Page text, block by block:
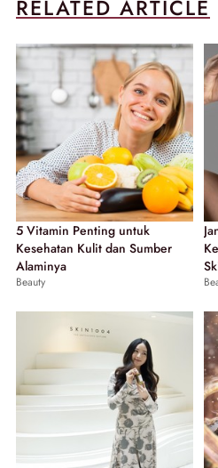
RELATED ARTICLE
5 Vitamin Penting untuk
Kesehatan Kulit dan Sumber
Alaminya
Beauty